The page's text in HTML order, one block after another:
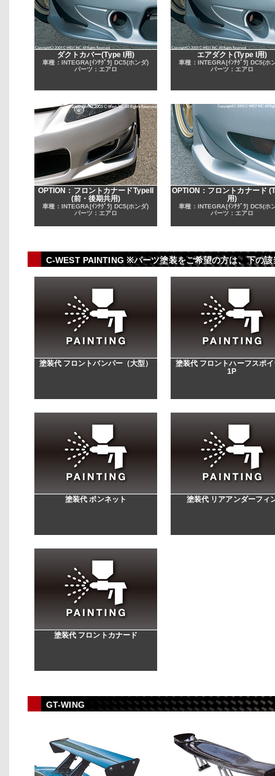
ダクトカバー(Type I用)
車種：INTEGRA[ｲﾝﾃｸﾞﾗ] DC5(ホンダ)
パーツ：エアロ
エアダクト(Type I用)
車種：INTEGRA[ｲﾝﾃｸﾞﾗ] DC5(ホ
パーツ：エアロ
OPTION：フロントカナードTypeII
(前・後期共用)
車種：INTEGRA[ｲﾝﾃｸﾞﾗ] DC5(ホンダ)
パーツ：エアロ
OPTION：フロントカナード
用)
車種：INTEGRA[ｲﾝﾃｸﾞﾗ] DC5(ホ
パーツ：エアロ
C-WEST PAINTING ※パーツ塗装をご希望の方は、下の
塗装代 フロントバンパー（大型）
塗装代 フロントハーフスポ
1P
塗装代 ボンネット 塗装代 リアアンダーフィ
塗装代 フロントカナード
GT-WING